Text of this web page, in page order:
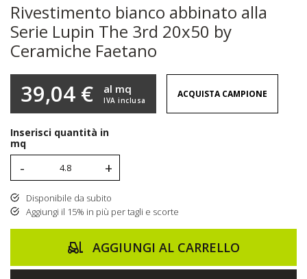
Rivestimento bianco abbinato alla
Serie Lupin The 3rd 20x50 by
Ceramiche Faetano
39,04 € IVA inclusa
al mq ACQUISTA CAMPIONE
Inserisci quantità in
mq
- +
Disponibile da subito
Aggiungi il 15% in più per tagli e scorte
AGGIUNGI AL CARRELLO